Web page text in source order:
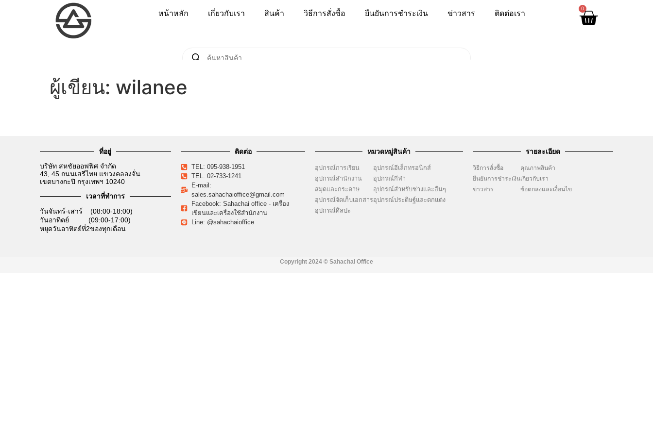
หน้าหลัก เกี่ยวกับเรา สินค้า วิธีการสั่งซื้อ ยืนยันการชำระเงิน ข่าวสาร ติดต่อเรา
0
ผู้เขียน: wilanee
ที่อยู่
บริษัท สหชัยออฟฟิศ จำกัด
43, 45 ถนนเสรีไทย แขวงคลองจั่น
เขตบางกะปิ กรุงเทพฯ 10240
เวลาที่ทำการ
วันจันทร์-เสาร์ (08:00-18:00)
วันอาทิตย์ (09:00-17:00)
หยุดวันอาทิตย์ที่2ของทุกเดือน
ติดต่อ
TEL: 095-938-1951
TEL: 02-733-1241
E-mail:
sales.sahachaioffice@gmail.com
Facebook: Sahachai office - เครื่อง
เขียนและเครื่องใช้สำนักงาน
Line: @sahachaioffice
หมวดหมู่สินค้า
อุปกรณ์การเรียน
อุปกรณ์สำนักงาน
สมุดและกระดาษ
อุปกรณ์จัดเก็บเอกสาร
อุปกรณ์ศิลปะ
อุปกรณ์อีเล็กทรอนิกส์
อุปกรณ์กีฬา
อุปกรณ์สำหรับช่างและอื่นๆ
อุปกรณ์ประดิษฐ์และตกแต่ง
รายละเอียด
วิธีการสั่งซื้อ
ยืนยันการชำระเงิน
ข่าวสาร
คุณภาพสินค้า
เกี่ยวกับเรา
ข้อตกลงและเงื่อนไข
Copyright 2024 © Sahachai Office